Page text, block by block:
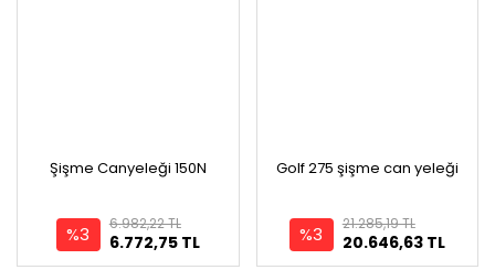
Şişme Canyeleği 150N
%3 6.772,75 TL
6.982,22 TL
Golf 275 şişme can yeleği
%3 20.646,63 TL
21.285,19 TL